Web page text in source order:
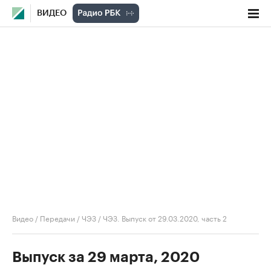
ВИДЕО
Видео / Передачи /ЧЭЗ /ЧЭЗ. Выпуск от 29.03.2020, часть 2
Выпуск за 29 марта, 2020